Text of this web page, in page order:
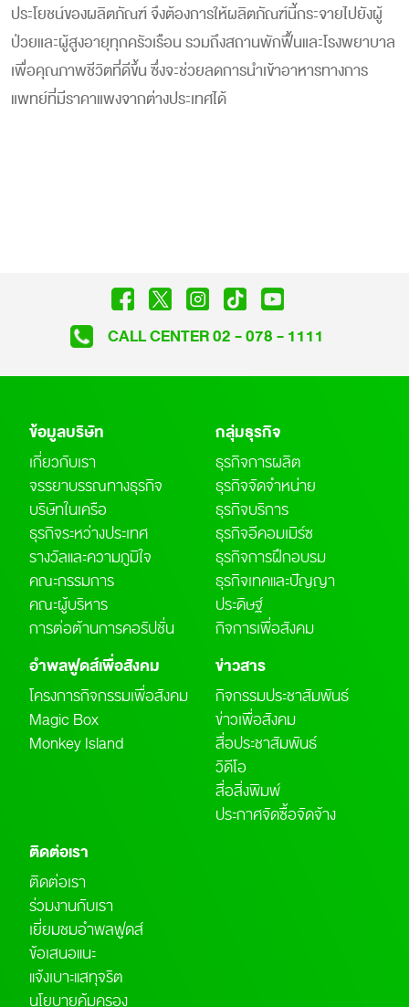
ประโยชน์ของผลิตภัณฑ์ จึงต้องการให้ผลิตภัณฑ์นี้กระจายไปยังผู้
ป่วยและผู้สูงอายุทุกครัวเรือน รวมถึงสถานพักฟื้นและโรงพยาบาล
เพื่อคุณภาพชีวิตที่ดีขึ้น ซึ่งจะช่วยลดการนำเข้าอาหารทางการ
แพทย์ที่มีราคาแพงจากต่างประเทศได้
CALL CENTER 02 - 078 - 1111
ข้อมูลบริษัท
เกี่ยวกับเรา
จรรยาบรรณทางธุรกิจ
บริษัทในเครือ
ธุรกิจระหว่างประเทศ
รางวัลและความภูมิใจ
คณะกรรมการ
คณะผู้บริหาร
การต่อต้านการคอรัปชั่น
กลุ่มธุรกิจ
ธุรกิจการผลิต
ธุรกิจจัดจำหน่าย
ธุรกิจบริการ
ธุรกิจอีคอมเมิร์ซ
ธุรกิจการฝึกอบรม
ธุรกิจเทคและปัญญา
ประดิษฐ์
กิจการเพื่อสังคม
อำพลฟูดส์เพื่อสังคม
โครงการกิจกรรมเพื่อสังคม
Magic Box
Monkey Island
ข่าวสาร
กิจกรรมประชาสัมพันธ์
ข่าวเพื่อสังคม
สื่อประชาสัมพันธ์
วิดีโอ
สื่อสิ่งพิมพ์
ประกาศจัดซื้อจัดจ้าง
ติดต่อเรา
ติดต่อเรา
ร่วมงานกับเรา
เยี่ยมชมอำพลฟูดส์
ข้อเสนอแนะ
แจ้งเบาะแสทุจริต
นโยบายคุ้มครอง